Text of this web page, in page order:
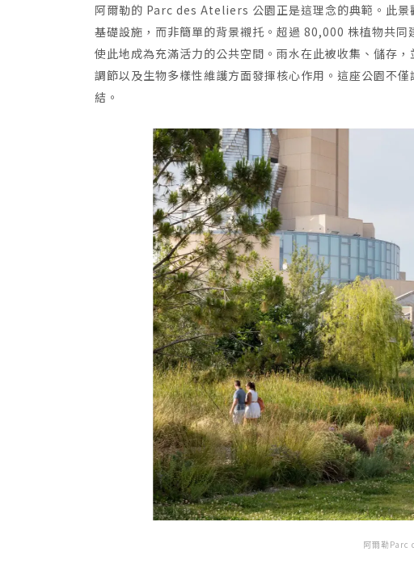
阿爾勒的 Parc des Ateliers 公園正是這理念的典範。此
基礎設施，而非簡單的背景襯托。超過 80,000 株植物共
使此地成為充滿活力的公共空間。雨水在此被收集、儲存
調節以及生物多樣性維護方面發揮核心作用。這座公園不
結。
阿爾勒Parc